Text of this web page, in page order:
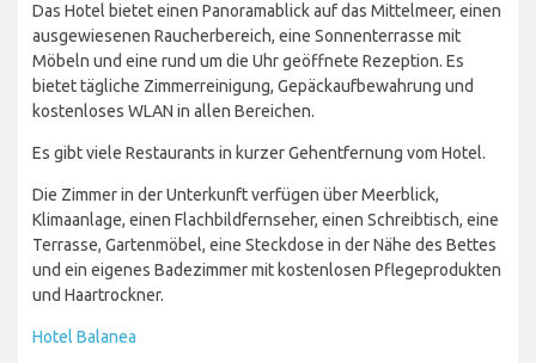
Das Hotel bietet einen Panoramablick auf das Mittelmeer, einen
ausgewiesenen Raucherbereich, eine Sonnenterrasse mit
Möbeln und eine rund um die Uhr geöffnete Rezeption. Es
bietet tägliche Zimmerreinigung, Gepäckaufbewahrung und
kostenloses WLAN in allen Bereichen.
Es gibt viele Restaurants in kurzer Gehentfernung vom Hotel.
Die Zimmer in der Unterkunft verfügen über Meerblick,
Klimaanlage, einen Flachbildfernseher, einen Schreibtisch, eine
Terrasse, Gartenmöbel, eine Steckdose in der Nähe des Bettes
und ein eigenes Badezimmer mit kostenlosen Pflegeprodukten
und Haartrockner.
Hotel Balanea